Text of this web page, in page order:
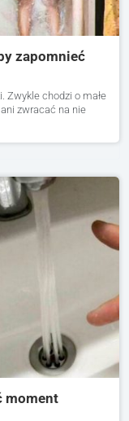
zapomnieć
Zwykle chodzi o małe
zwracać na nie
moment